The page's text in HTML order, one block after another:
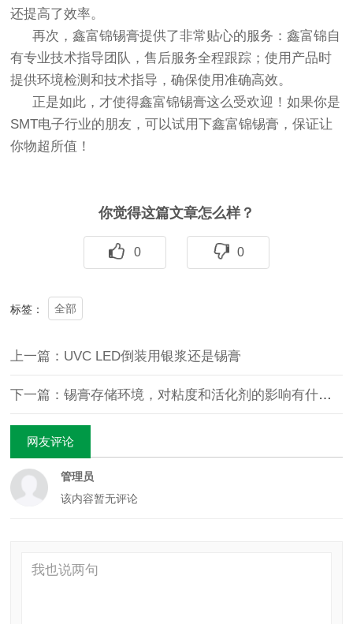
还提高了效率。
再次，鑫富锦锡膏提供了非常贴心的服务：鑫富锦自
有专业技术指导团队，售后服务全程跟踪；使用产品时
提供环境检测和技术指导，确保使用准确高效。
正是如此，才使得鑫富锦锡膏这么受欢迎！如果你是
SMT电子行业的朋友，可以试用下鑫富锦锡膏，保证让
你物超所值！
你觉得这篇文章怎么样？
0 0
标签： 全部
上一篇：UVC LED倒装用银浆还是锡膏
下一篇：锡膏存储环境，对粘度和活化剂的影响有什么？
网友评论
管理员
该内容暂无评论